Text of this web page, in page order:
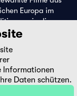
Europa im
sowie die
Informationen
Daten schützen.